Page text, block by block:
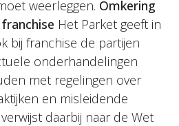
weerleggen. Omkering
Het Parket geeft in
bij franchise de partijen
onderhandelingen
met regelingen over
en misleidende
daarbij naar de Wet